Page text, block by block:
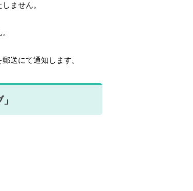
ません。
送にて通知します。